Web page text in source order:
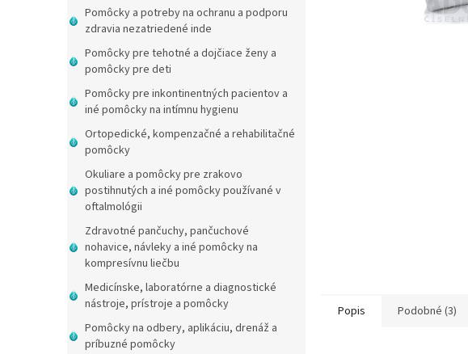
Pomôcky a potreby na ochranu a podporu
zdravia nezatriedené inde
Pomôcky pre tehotné a dojčiace ženy a
pomôcky pre deti
Pomôcky pre inkontinentných pacientov a
iné pomôcky na intímnu hygienu
Ortopedické, kompenzačné a rehabilitačné
pomôcky
Okuliare a pomôcky pre zrakovo
postihnutých a iné pomôcky používané v
oftalmológii
Zdravotné pančuchy, pančuchové
nohavice, návleky a iné pomôcky na
kompresívnu liečbu
Medicínske, laboratórne a diagnostické
nástroje, prístroje a pomôcky
Pomôcky na odbery, aplikáciu, drenáž a
príbuzné pomôcky
Popis Podobné (3)